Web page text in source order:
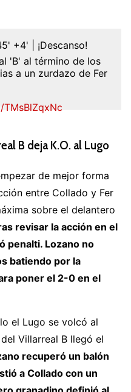
+4' | ¡Descanso!
'B' al término de los
a un zurdazo de Fer
B deja K.O. al Lugo
de mejor forma
entre Collado y Fer
sobre el delantero
revisar la acción en el
penalti. Lozano no
batiendo por la
poner el 2-0 en el
el Lugo se volcó al
Villarreal B llegó el
recuperó un balón
a Collado con un